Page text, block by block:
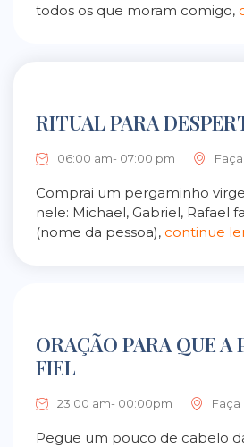
todos os que moram comigo,
RITUAL PARA
06:00 am- 07:00 pm
Comprai um pergaminho
nele: Michael, Gabriel, Rafael
(nome da pessoa), continue
ORAÇÃO PARA QUE A
FIEL
23:00 am- 00:00pm Faça
Pegue um pouco de cabelo